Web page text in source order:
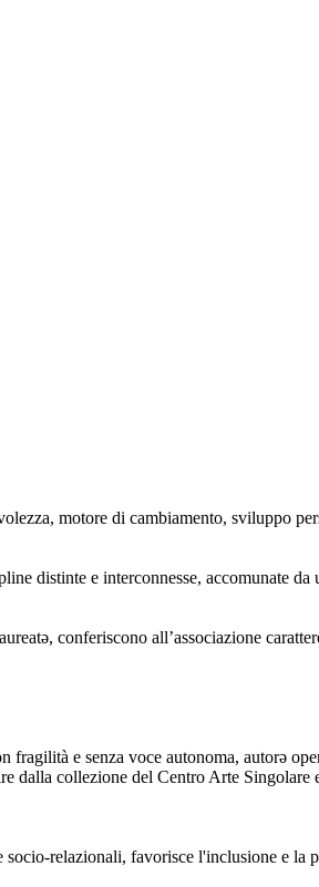
motore di cambiamento, sviluppo
distinte e interconnesse, accomunate
conferiscono all’associazione
fragilità e senza voce autonoma, autorə
dalla collezione del Centro Arte
relazionali, favorisce l'inclusione e la